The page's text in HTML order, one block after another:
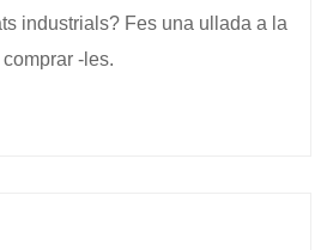
industrials? Fes una ullada a la
-les.